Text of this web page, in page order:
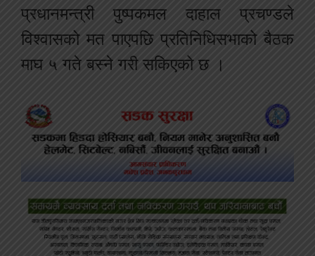
प्रधानमन्त्री पुष्पकमल दाहाल प्रचण्डले
विश्वासको मत पाएपछि प्रतिनिधिसभाको बैठक
माघ ५ गते बस्ने गरी सकिएको छ ।